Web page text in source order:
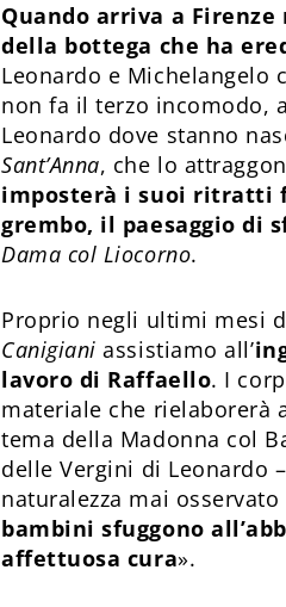
Quando arriva a Firenze
della bottega che ha
Leonardo e Michelangelo
non fa il terzo incomodo,
Leonardo dove stanno
Sant’Anna, che lo
imposterà i suoi ritratti
grembo, il paesaggio di
Dama col Liocorno.
Proprio negli ultimi mesi
Canigianiassistiamo all’
lavoro di Raffaello. I
materiale che rielaborerà
tema della Madonna col
delle Vergini di Leonardo
naturalezza mai
bambini sfuggono
affettuosa cura».